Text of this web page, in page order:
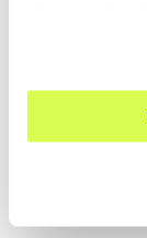
ALOJAMIENTO